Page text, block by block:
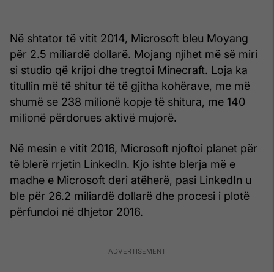
Në shtator të vitit 2014, Microsoft bleu Moyang
për 2.5 miliardë dollarë. Mojang njihet më së miri
si studio që krijoi dhe tregtoi Minecraft. Loja ka
titullin më të shitur të të gjitha kohërave, me më
shumë se 238 milionë kopje të shitura, me 140
milionë përdorues aktivë mujorë.
Në mesin e vitit 2016, Microsoft njoftoi planet për
të blerë rrjetin LinkedIn. Kjo ishte blerja më e
madhe e Microsoft deri atëherë, pasi LinkedIn u
ble për 26.2 miliardë dollarë dhe procesi i plotë
përfundoi në dhjetor 2016.